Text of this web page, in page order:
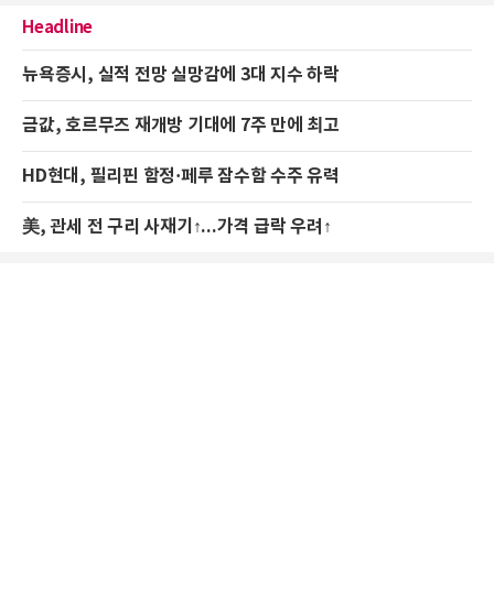
Headline
뉴욕증시, 실적 전망 실망감에 3대 지수 하락
금값, 호르무즈 재개방 기대에 7주 만에 최고
HD현대, 필리핀 함정·페루 잠수함 수주 유력
美, 관세 전 구리 사재기↑...가격 급락 우려↑